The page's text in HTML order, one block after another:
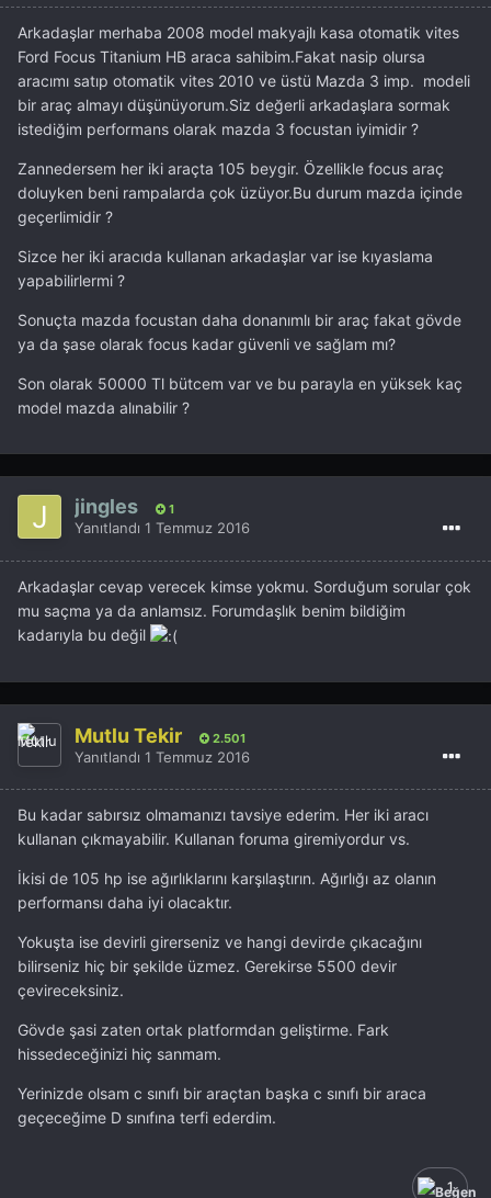
Arkadaşlar merhaba 2008 model makyajlı kasa otomatik vites
Ford Focus Titanium HB araca sahibim.Fakat nasip olursa
aracımı satıp otomatik vites 2010 ve üstü Mazda 3 imp. modeli
bir araç almayı düşünüyorum.Siz değerli arkadaşlara sormak
istediğim performans olarak mazda 3 focustan iyimidir ?
Zannedersem her iki araçta 105 beygir. Özellikle focus araç
doluyken beni rampalarda çok üzüyor.Bu durum mazda içinde
geçerlimidir ?
Sizce her iki aracıda kullanan arkadaşlar var ise kıyaslama
yapabilirlermi ?
Sonuçta mazda focustan daha donanımlı bir araç fakat gövde
ya da şase olarak focus kadar güvenli ve sağlam mı?
Son olarak 50000 Tl bütcem var ve bu parayla en yüksek kaç
model mazda alınabilir ?
jingles 1
Yanıtlandı 1 Temmuz 2016
Arkadaşlar cevap verecek kimse yokmu. Sorduğum sorular çok
mu saçma ya da anlamsız. Forumdaşlık benim bildiğim
kadarıyla bu değil
Mutlu Tekir 2.501
Yanıtlandı 1 Temmuz 2016
Bu kadar sabırsız olmamanızı tavsiye ederim. Her iki aracı
kullanan çıkmayabilir. Kullanan foruma giremiyordur vs.
İkisi de 105 hp ise ağırlıklarını karşılaştırın. Ağırlığı az olanın
performansı daha iyi olacaktır.
Yokuşta ise devirli girerseniz ve hangi devirde çıkacağını
bilirseniz hiç bir şekilde üzmez. Gerekirse 5500 devir
çevireceksiniz.
Gövde şasi zaten ortak platformdan geliştirme. Fark
hissedeceğinizi hiç sanmam.
Yerinizde olsam c sınıfı bir araçtan başka c sınıfı bir araca
geçeceğime D sınıfına terfi ederdim.
1